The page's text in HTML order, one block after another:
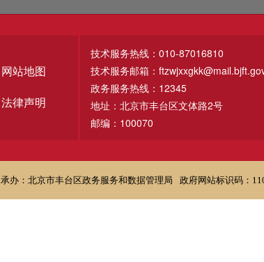
网站地图
法律声明
技术服务热线：010-87016810
技术服务邮箱：
政务服务热线：12345
地址：北京市丰台区文体路2号
邮编：100070
承办：北京市丰台区政务服务和数据管理局 政府网站标识码：